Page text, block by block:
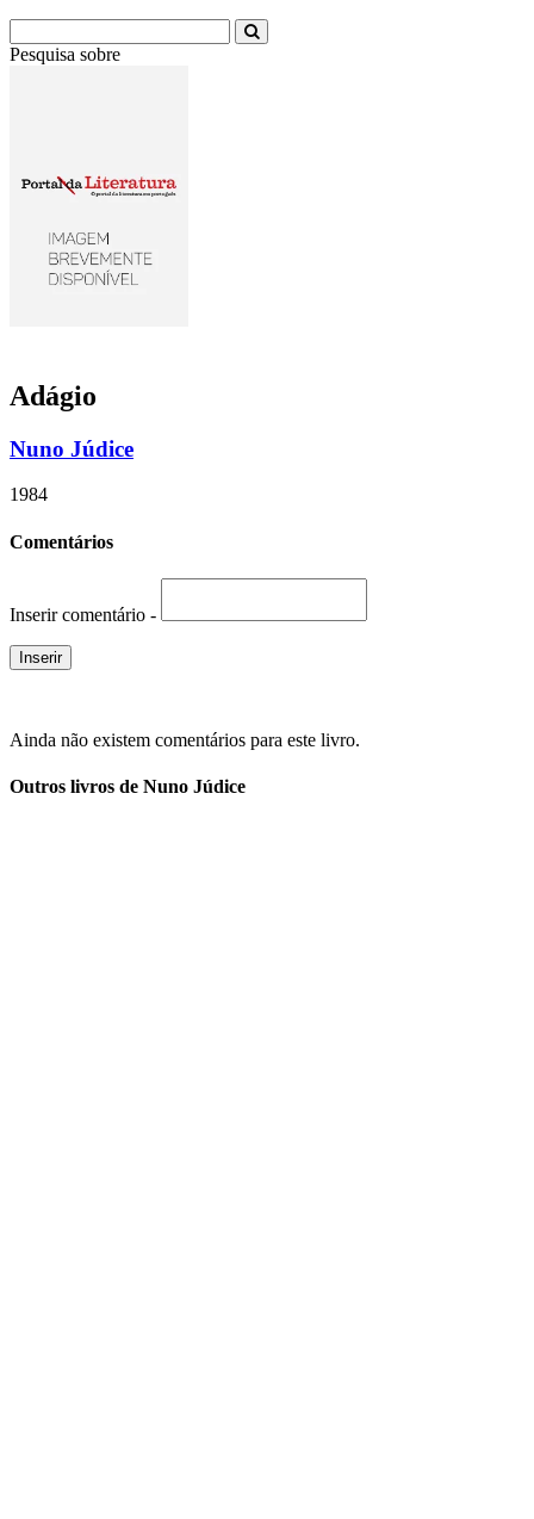
Pesquisa sobre
Adágio
Nuno Júdice
1984
Comentários
Inserir comentário -
Ainda não existem comentários para este livro.
Outros livros de Nuno Júdice